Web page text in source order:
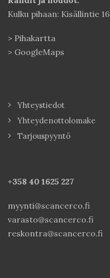
Kulku pihaan: Kisällintie 16
> Pihakartta
> GoogleMaps
Yhteystiedot
Yhteydenottolomake
Tarjouspyyntö
+358 40 1625 227
myynti@scancerco.fi
varasto@scancerco.fi
reskontra@scancerco.fi